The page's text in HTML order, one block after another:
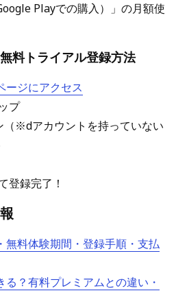
Playでの購入）」の月額使
料トライアル登録方法
ージにアクセス
プ
（※dアカウントを持っていない
登録完了！
料体験期間・登録手順・支払
？有料プレミアムとの違い・